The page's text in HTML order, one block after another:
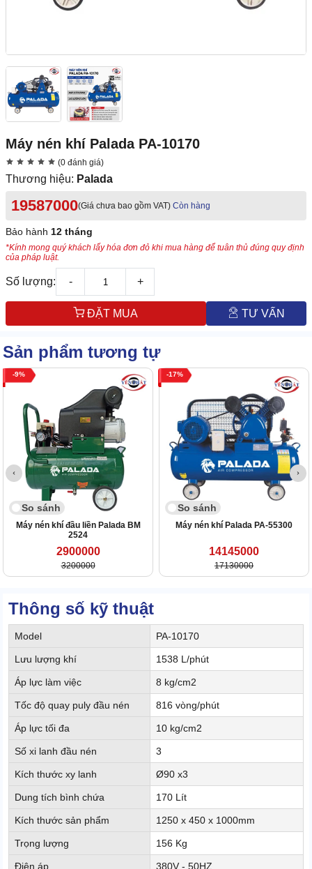
Máy nén khí Palada PA-10170
(0 đánh giá)
Thương hiệu: Palada
19587000(Giá chưa bao gồm VAT) Còn hàng
Bảo hành 12 tháng
*Kính mong quý khách lấy hóa đơn đỏ khi mua hàng để tuân thủ đúng quy định
của pháp luật.
Số lượng: - +
ĐẶT MUA TƯ VẤN
Sản phẩm tương tự
9
So sánh
Máy nén khí đầu liền Palada BM
2524
2900000
3200000
17
So sánh
Máy nén khí Palada PA-55300
14145000
17130000
Thông số kỹ thuật
Model PA-10170
Lưu lượng khí 1538 L/phút
Áp lực làm việc 8 kg/cm2
Tốc độ quay puly đầu nén 816 vòng/phút
Áp lực tối đa 10 kg/cm2
Số xi lanh đầu nén 3
Kích thước xy lanh Ø90 x3
Dung tích bình chứa 170 Lít
Kích thước sản phẩm 1250 x 450 x 1000mm
Trọng lượng 156 Kg
Điện áp 380V - 50HZ